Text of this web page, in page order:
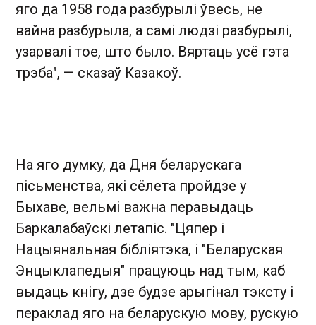
яго да 1958 года разбурылі ўвесь, не
вайна разбурыла, а самі людзі разбурылі,
узарвалі тое, што было. Вяртаць усё гэта
трэба", — сказаў Казакоў.
На яго думку, да Дня беларускага
пісьменства, які сёлета пройдзе у
Быхаве, вельмі важна перавыдаць
Баркалабаўскі летапіс. "Цяпер і
Нацыянальная бібліятэка, і "Беларуская
Энцыклапедыя" працуюць над тым, каб
выдаць кнігу, дзе будзе арыгінал тэксту і
пераклад яго на беларускую мову, рускую